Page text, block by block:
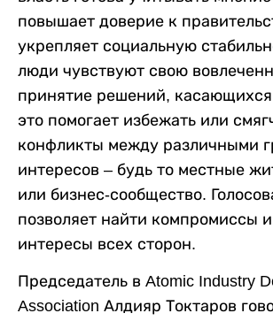
повышает доверие к
укрепляет социальную
люди чувствуют свою
принятие решений,
это помогает избежать или
конфликты между различными
интересов – будь то местные
или бизнес-сообщество.
позволяет найти компромиссы
интересы всех сторон.
Председатель в Atomic Industry
Association Алдияр Токтаров